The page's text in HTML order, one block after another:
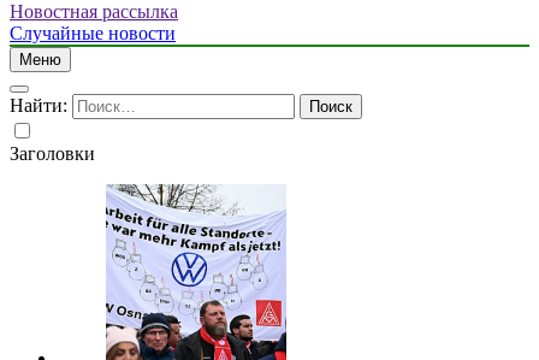
Новостная рассылка
Случайные новости
Меню
Найти:
Заголовки